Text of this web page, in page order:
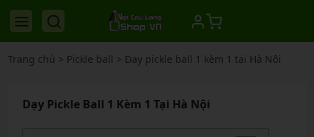
Trang chủ > Pickle ball > Dạy pickle ball 1 kèm 1 tại Hà Nội
Dạy Pickle Ball 1 Kèm 1 Tại Hà Nội